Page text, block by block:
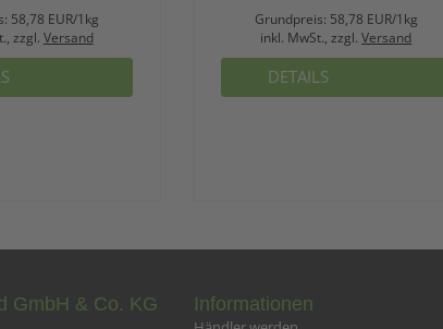
58,78 EUR/1kg
zzgl. Versand
Grundpreis: 58,78 EUR/1kg
inkl. MwSt., zzgl.Versand
DETAILS
GmbH & Co. KG Informationen